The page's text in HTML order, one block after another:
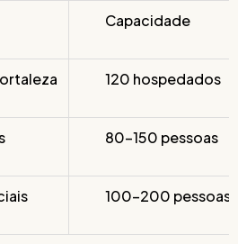
Capacidade
120 hospedados
80-150 pessoas
100-200 pessoas